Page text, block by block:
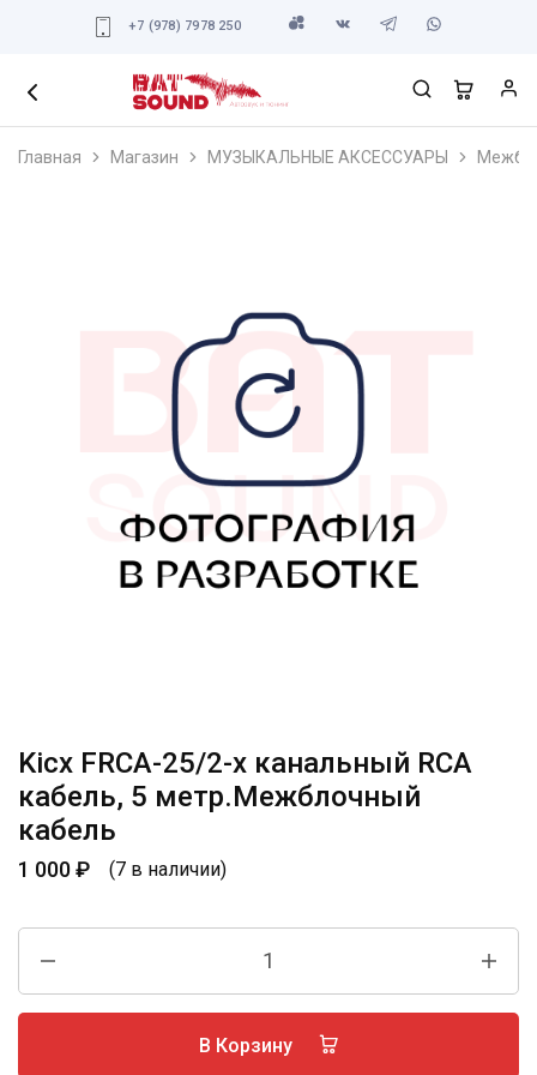
+7 (978) 7978 250
Главная Магазин МУЗЫКАЛЬНЫЕ АКСЕССУАРЫ
Kicx FRCA-25/2-х канальный RCA
кабель, 5 метр.Межблочный
кабель
1 000₽ (7 в наличии)
В Корзину